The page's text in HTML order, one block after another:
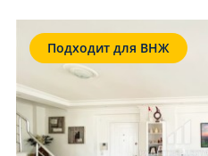
Подходит для ВНЖ